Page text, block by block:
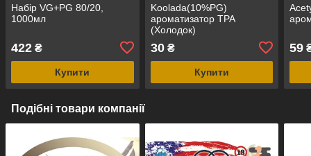
Набір VG+PG 80/20,
1000мл
422 ₴
Купити
Koolada(10%PG)
ароматизатор TPA
(Холодок)
30₴
Купити
59
Подібні товари компанії